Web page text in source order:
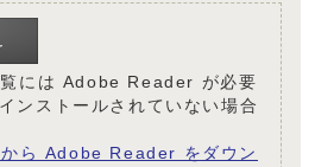
には Adobe Reader が必要
ンストールされていない場合
ら Adobe Reader をダウン